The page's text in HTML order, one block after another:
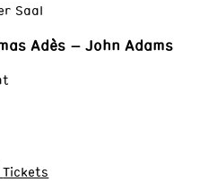
Saal
Adès – John Adams
Tickets